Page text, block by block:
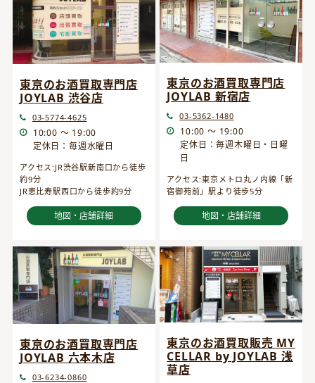
東京のお酒買取専門店
JOYLAB 渋谷店
03-5774-4625
10:00 ～ 19:00
定休日：毎週水曜日
アクセス:JR渋谷駅新南口から徒歩
約9分
JR恵比寿駅西口から徒歩約9分
地図・店舗詳細
東京のお酒買取専門店
JOYLAB 新宿店
03-5362-1480
10:00 ～ 19:00
定休日：毎週木曜日・日曜
日
アクセス:東京メトロ丸ノ内線「新
宿御苑前」駅より徒歩5分
地図・店舗詳細
東京のお酒買取専門店
JOYLAB 六本木店
03-6234-0860
東京のお酒買取販売 MY
CELLAR by JOYLAB 浅
草店